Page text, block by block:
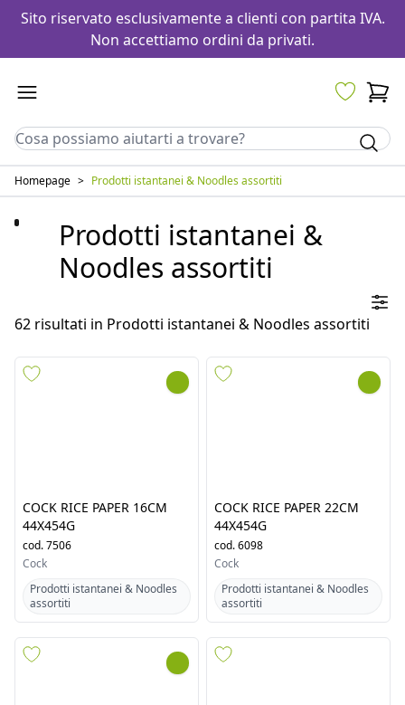
Sito riservato esclusivamente a clienti con partita IVA.
Non accettiamo ordini da privati.
Homepage > Prodotti istantanei & Noodles assortiti
Prodotti istantanei &
Noodles assortiti
62 risultati in Prodotti istantanei & Noodles assortiti
COCK RICE PAPER 16CM
44X454G
cod.7506
Cock
Prodotti istantanei & Noodles
assortiti
COCK RICE PAPER 22CM
44X454G
cod.6098
Cock
Prodotti istantanei & Noodles
assortiti